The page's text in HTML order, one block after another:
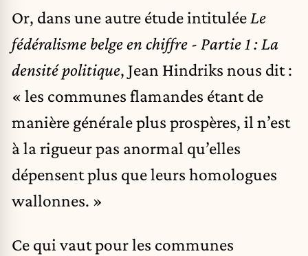
Or, dans une autre étude intitulée Le
fédéralisme belge en chiffre - Partie 1 : La
densité politique, Jean Hindriks nous dit :
« les communes flamandes étant de
manière générale plus prospères, il n’est
à la rigueur pas anormal qu’elles
dépensent plus que leurs homologues
wallonnes. »
Ce qui vaut pour les communes